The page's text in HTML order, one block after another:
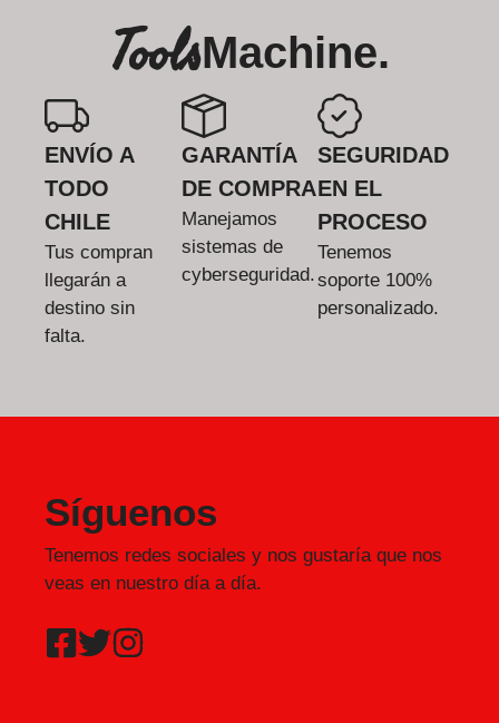
ToolsMachine.
ENVÍO A
TODO
CHILE
Tus compran
llegarán a
destino sin
falta.
GARANTÍA
DE COMPRA
Manejamos
sistemas de
cyberseguridad.
SEGURIDAD
EN EL
PROCESO
Tenemos
soporte 100%
personalizado.
Síguenos
Tenemos redes sociales y nos gustaría que nos
veas en nuestro día a día.